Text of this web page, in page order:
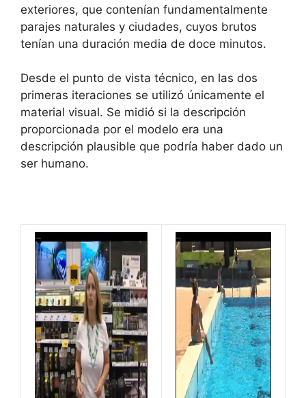
exteriores, que contenían fundamentalmente
parajes naturales y ciudades, cuyos brutos
tenían una duración media de doce minutos.
Desde el punto de vista técnico, en las dos
primeras iteraciones se utilizó únicamente el
material visual. Se midió si la descripción
proporcionada por el modelo era una
descripción plausible que podría haber dado un
ser humano.